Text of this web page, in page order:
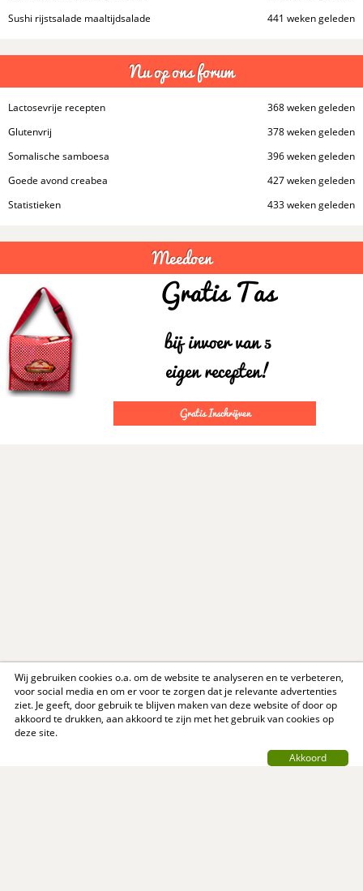
Wij gebruiken cookies o.a. om de website te analyseren en te verbeteren,
voor social media en om er voor te zorgen dat je relevante advertenties
ziet. Je geeft, door gebruik te blijven maken van deze website of door op
akkoord te drukken, aan akkoord te zijn met het gebruik van cookies op
deze site.
Akkoord
441 weken geleden
Sushi rijstsalade maaltijdsalade
Nu op ons forum
368 weken geleden
Lactosevrije recepten
378 weken geleden
Glutenvrij
396 weken geleden
Somalische samboesa
427 weken geleden
Goede avond creabea
433 weken geleden
Statistieken
Meedoen
Gratis Tas
bij invoer van 5
eigen recepten!
Gratis Inschrijven